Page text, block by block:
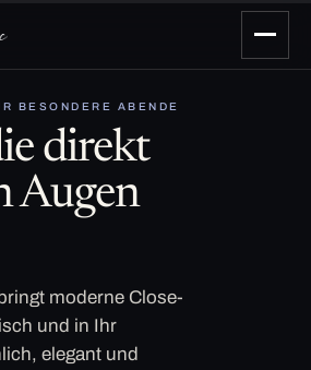
BESONDERE ABENDE
direkt
Augen
moderne Close-
und in Ihr
elegant und